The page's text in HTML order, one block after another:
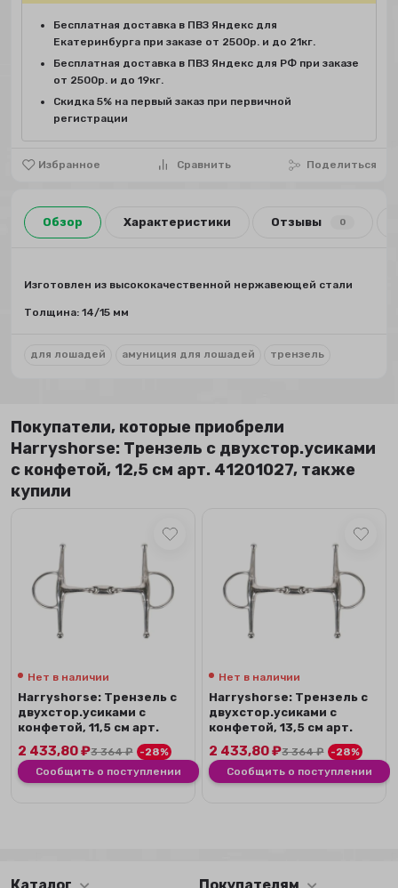
Избранное Сравнить Поделиться
Бесплатная доставка в ПВЗ Яндекс для
Екатеринбурга при заказе от 2500р. и до 21кг.
Бесплатная доставка в ПВЗ Яндекс для РФ при заказе
от 2500р. и до 19кг.
Скидка 5% на первый заказ при первичной
регистрации
Обзор Характеристики Отзывы 0
Изготовлен из высококачественной нержавеющей стали
Толщина: 14/15 мм
для лошадей амуниция для лошадей трензель
Покупатели, которые приобрели
Harryshorse: Трензель с двухстор.усиками
с конфетой, 12,5 см арт. 41201027, также
купили
Нет в наличии
Harryshorse: Трензель с
двухстор.усиками с
конфетой, 11,5 см арт.
2 433,80₽3 364₽
-28%
Сообщить о поступлении
Нет в наличии
Harryshorse: Трензель с
двухстор.усиками с
конфетой, 13,5 см арт.
2 433,80₽3 364₽
-28%
Сообщить о поступлении